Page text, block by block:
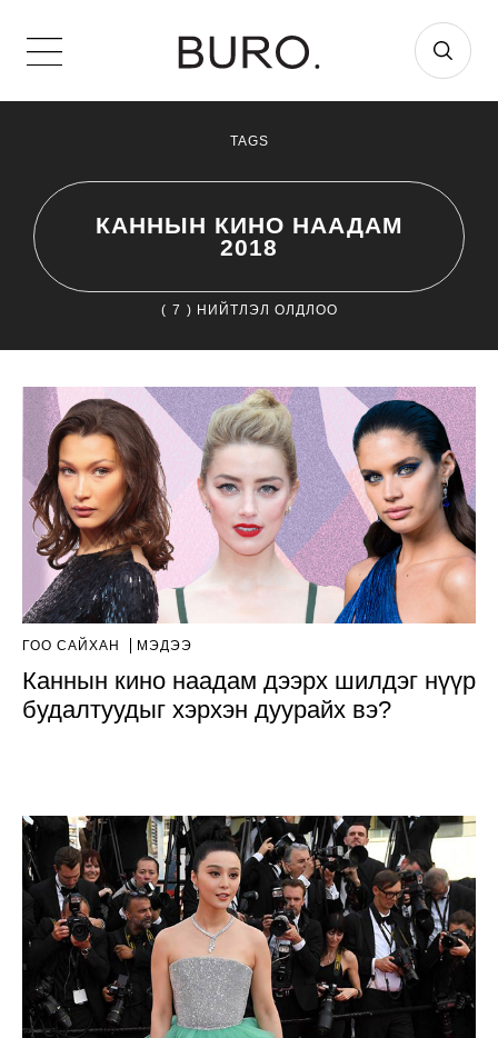
TAGS
КАННЫН КИНО НААДАМ
2018
( 7 ) НИЙТЛЭЛ ОЛДЛОО
ГОО САЙХАН МЭДЭЭ
Каннын кино наадам дээрх шилдэг нүүр
будалтуудыг хэрхэн дуурайх вэ?